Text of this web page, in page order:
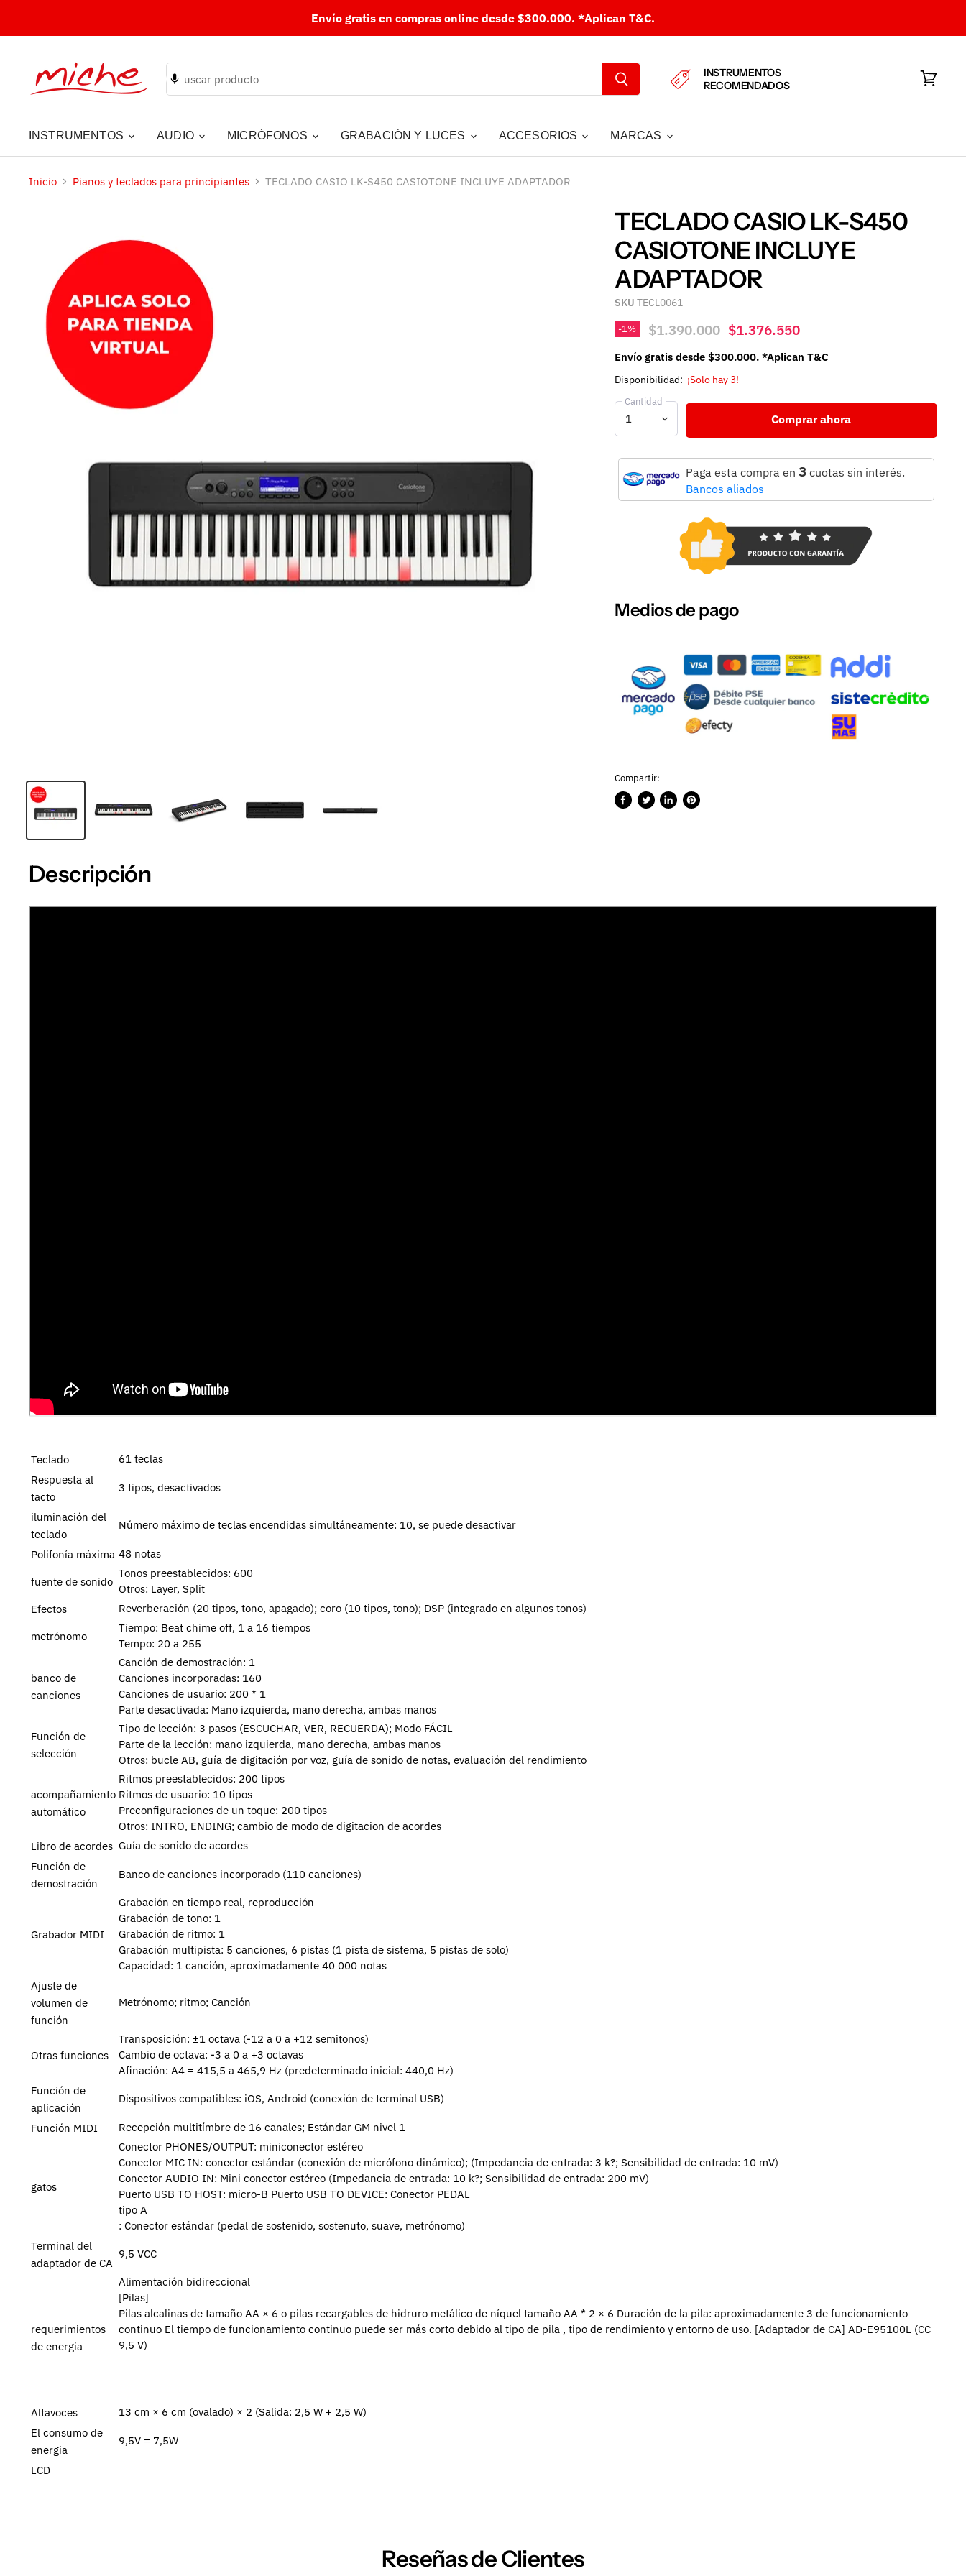
Envío gratis en compras online desde $300.000. *Aplican T&C.
INSTRUMENTOS
RECOMENDADOS
INSTRUMENTOS AUDIO MICRÓFONOS GRABACIÓN Y LUCES ACCESORIOS MARCAS
Inicio Pianos y teclados para principiantes TECLADO CASIO LK-S450 CASIOTONE INCLUYE ADAPTADOR
TECLADO CASIO LK-S450
CASIOTONE INCLUYE
ADAPTADOR
SKU TECL0061
-1% Precio original
$1.390.000 Precio actual
$1.376.550
Envío gratis desde $300.000. *Aplican T&C
Disponibilidad: ¡Solo hay 3!
Cantidad
Comprar ahora
Paga esta compra en 3cuotas sin interés.
Bancos aliados
Medios de pago
Compartir:
CompartirPublicarCompartirGuardar
Descripción
Teclado
61 teclas
Respuesta al
tacto
3 tipos, desactivados
iluminación del
teclado
Número máximo de teclas encendidas simultáneamente: 10, se puede desactivar
Polifonía máxima 48 notas
fuente de sonido
Tonos preestablecidos: 600
Otros: Layer, Split
Efectos
Reverberación (20 tipos, tono, apagado); coro (10 tipos, tono); DSP (integrado en algunos tonos)
metrónomo
Tiempo: Beat chime off, 1 a 16 tiempos
Tempo: 20 a 255
banco de
canciones
Canción de demostración: 1
Canciones incorporadas: 160
Canciones de usuario: 200 * 1
Parte desactivada: Mano izquierda, mano derecha, ambas manos
Función de
selección
Tipo de lección: 3 pasos (ESCUCHAR, VER, RECUERDA); Modo FÁCIL
Parte de la lección: mano izquierda, mano derecha, ambas manos
Otros: bucle AB, guía de digitación por voz, guía de sonido de notas, evaluación del rendimiento
acompañamiento
automático
Ritmos preestablecidos: 200 tipos
Ritmos de usuario: 10 tipos
Preconfiguraciones de un toque: 200 tipos
Otros: INTRO, ENDING; cambio de modo de digitacion de acordes
Libro de acordes Guía de sonido de acordes
Función de
demostración
Banco de canciones incorporado (110 canciones)
Grabador MIDI
Grabación en tiempo real, reproducción
Grabación de tono: 1
Grabación de ritmo: 1
Grabación multipista: 5 canciones, 6 pistas (1 pista de sistema, 5 pistas de solo)
Capacidad: 1 canción, aproximadamente 40 000 notas
Ajuste de
volumen de
función
Metrónomo; ritmo; Canción
Otras funciones
Transposición: ±1 octava (-12 a 0 a +12 semitonos)
Cambio de octava: -3 a 0 a +3 octavas
Afinación: A4 = 415,5 a 465,9 Hz (predeterminado inicial: 440,0 Hz)
Función de
aplicación
Dispositivos compatibles: iOS, Android (conexión de terminal USB)
Función MIDI Recepción multitímbre de 16 canales; Estándar GM nivel 1
gatos
Conector PHONES/OUTPUT: miniconector estéreo
Conector MIC IN: conector estándar (conexión de micrófono dinámico); (Impedancia de entrada: 3 k?; Sensibilidad de entrada: 10 mV)
Conector AUDIO IN: Mini conector estéreo (Impedancia de entrada: 10 k?; Sensibilidad de entrada: 200 mV)
Puerto USB TO HOST: micro-B Puerto USB TO DEVICE: Conector PEDAL
tipo A
: Conector estándar (pedal de sostenido, sostenuto, suave, metrónomo)
Terminal del
adaptador de CA
9,5 VCC
requerimientos
de energia
Alimentación bidireccional
[Pilas]
Pilas alcalinas de tamaño AA × 6 o pilas recargables de hidruro metálico de níquel tamaño AA * 2 × 6 Duración de la pila: aproximadamente 3 de funcionamiento
continuo El tiempo de funcionamiento continuo puede ser más corto debido al tipo de pila , tipo de rendimiento y entorno de uso. [Adaptador de CA] AD-E95100L (CC
9,5 V)
Altavoces
13 cm × 6 cm (ovalado) × 2 (Salida: 2,5 W + 2,5 W)
El consumo de
energia
9,5V = 7,5W
LCD
Reseñas de Clientes